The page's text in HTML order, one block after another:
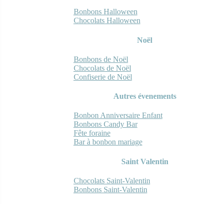
Bonbons Halloween
Chocolats Halloween
Noël
Bonbons de Noël
Chocolats de Noël
Confiserie de Noël
Autres évenements
Bonbon Anniversaire Enfant
Bonbons Candy Bar
Fête foraine
Bar à bonbon mariage
Saint Valentin
Chocolats Saint-Valentin
Bonbons Saint-Valentin